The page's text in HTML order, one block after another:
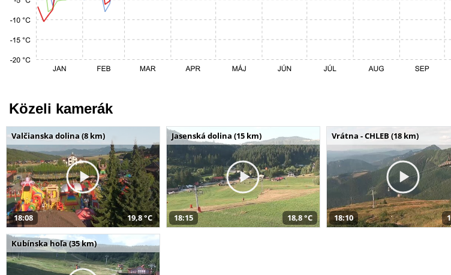
Közeli kamerák
Valčianska dolina (8 km)
18:08 19,8 °C
Jasenská dolina (15 km)
18:15 18,8 °C
Vrátna - CHLEB (18 km)
18:10
Kubínska hoľa (35 km)